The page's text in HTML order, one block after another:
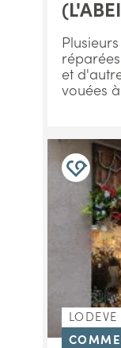
et
vouées
LODEVE